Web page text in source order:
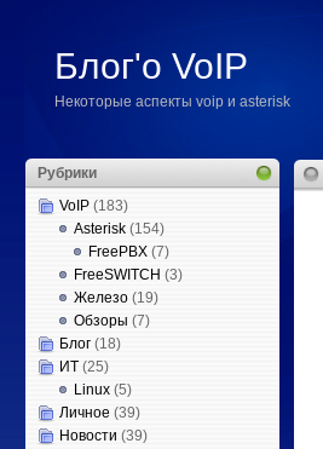
Блог'о VoIP
Некоторые аспекты voip и asterisk
Рубрики
VoIP (183)
Asterisk (154)
FreePBX (7)
FreeSWITCH (3)
Железо (19)
Обзоры (7)
Блог (18)
ИТ (25)
Linux (5)
Личное (39)
Новости (39)